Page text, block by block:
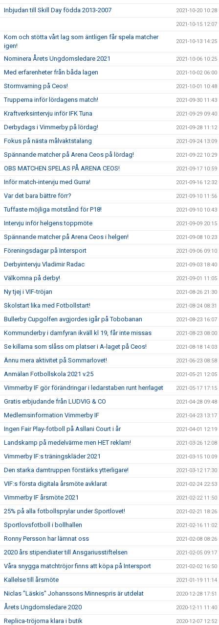
Inbjudan till Skill Day födda 2013-2007 2021-10-20 10:28
2021-10-15 12:07
Kom och stötta vårt lag som äntligen får spela matcher
igen!
2021-10-13 14:25
Nominera Årets Ungdomsledare 2021 2021-10-06 10:25
Med erfarenheter från båda lagen 2021-10-02 06:00
Stormvarning på Ceos! 2021-10-01 10:48
Trupperna inför lördagens match! 2021-09-30 11:43
Kraftverksintervju inför IFK Tuna 2021-09-29 09:40
Derbydags i Vimmerby på lördag! 2021-09-28 11:12
Fokus på nästa målvaktstalang 2021-09-24 13:09
Spännande matcher på Arena Ceos på lördag! 2021-09-22 10:29
OBS MATCHEN SPELAS PÅ ARENA CEOS! 2021-09-17 10:59
Inför match-intervju med Gurra! 2021-09-16 12:32
Var det bara bättre förr? 2021-09-10 11:56
Tuffaste möjliga motstånd för P18! 2021-09-10 10:43
Intervju inför helgens toppmöte 2021-09-09 20:15
Spännande matcher på Arena Ceos i helgen! 2021-09-08 10:23
Föreningsdagar på Intersport 2021-09-06 09:10
Derbyintervju Vladimir Radac 2021-09-03 18:40
Välkomna på derby! 2021-09-01 11:05
Ny tjej i VIF-tröjan 2021-08-26 21:30
Skolstart lika med Fotbollstart! 2021-08-24 08:31
Bullerby Cupgolfen avgjordes igår på Tobobanan 2021-08-23 16:07
Kommunderby i damfyran ikväll kl 19, får inte missas 2021-08-23 08:00
Se killarna som slåss om platser i A-laget på Ceos! 2021-08-18 14:03
Ännu mera aktivitet på Sommarlovet! 2021-06-23 08:58
Anmälan Fotbollskola 2021 v.25 2021-05-21 12:05
Vimmerby IF gör förändringar i ledarstaben runt herrlaget 2021-05-17 17:15
Gratis erbjudande från LUDVIG & CO 2021-04-28 09:48
Medlemsinformation Vimmerby IF 2021-04-23 13:17
Ingen Fair Play-fotboll på Asllani Court i år 2021-04-01 12:19
Landskamp på medelvärme men HET reklam! 2021-03-26 12:08
Vimmerby IF:s träningskläder 2021 2021-03-15 10:09
Den starka damtruppen förstärks ytterligare! 2021-03-12 17:30
VIF:s första digitala årsmöte avklarat 2021-02-24 22:53
Vimmerby IF årsmöte 2021 2021-02-22 11:50
25% på alla fotbollsprylar under Sportlovet! 2021-02-21 18:26
Sportlovsfotboll i bollhallen 2021-02-16 11:02
Ronny Persson har lämnat oss 2021-02-08 08:26
2020 års stipendiater till Ansgariusstiftelsen 2021-02-05 09:17
Våra snygga matchtröjor finns att köpa på Intersport 2021-02-02 16:50
Kallelse till årsmöte 2021-01-19 11:14
Niclas "Läskis" Johanssons Minnespris är utdelat 2020-12-28 17:51
Årets Ungdomsledare 2020 2020-12-11 11:40
Replica-tröjorna klara i butik 2020-12-07 12:52